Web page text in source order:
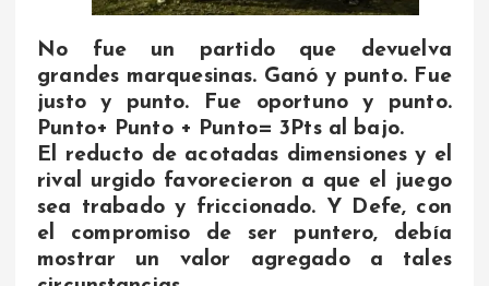
No fue un partido que devuelva
grandes marquesinas. Ganó y punto. Fue
justo y punto. Fue oportuno y punto.
Punto+ Punto + Punto= 3Pts al bajo.
El reducto de acotadas dimensiones y el
rival urgido favorecieron a que el juego
sea trabado y friccionado. Y Defe, con
el compromiso de ser puntero, debía
mostrar un valor agregado a tales